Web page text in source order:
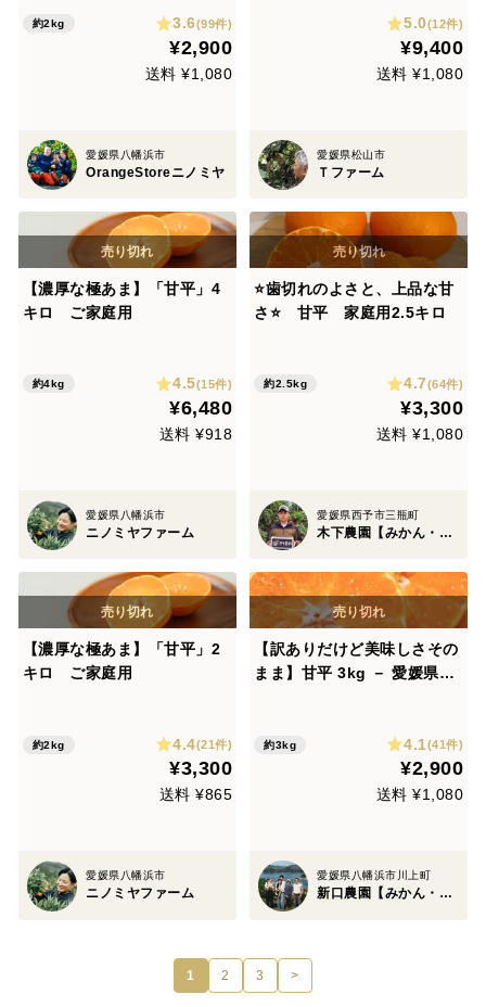
約2kg 3.6(99件)
¥2,900
送料 ¥1,080
愛媛県八幡浜市
OrangeStoreニノミヤ
5.0(12件)
¥9,400
送料 ¥1,080
愛媛県松山市
Ｔファーム
【濃厚な極あま】「甘平」4
キロ ご家庭用
約4kg 4.5(15件)
¥6,480
送料 ¥918
愛媛県八幡浜市
ニノミヤファーム
⭐️歯切れのよさと、上品な甘
さ⭐️ 甘平 家庭用2.5キロ
約2.5kg 4.7(64件)
¥3,300
送料 ¥1,080
愛媛県西予市三瓶町
木下農園【みかん・柑橘グランプリ2026総合部門銅賞受賞】
【濃厚な極あま】「甘平」2
キロ ご家庭用
約2kg 4.4(21件)
¥3,300
送料 ¥865
愛媛県八幡浜市
ニノミヤファーム
【訳ありだけど美味しさその
まま】甘平 3kg － 愛媛県
約3kg 4.1(41件)
¥2,900
送料 ¥1,080
愛媛県八幡浜市川上町
新口農園【みかん・柑橘グランプリ2026最高金賞受賞】
1 2 3 >